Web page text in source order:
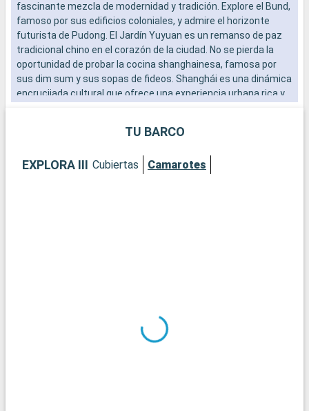
fascinante mezcla de modernidad y tradición. Explore el Bund,
famoso por sus edificios coloniales, y admire el horizonte
futurista de Pudong. El Jardín Yuyuan es un remanso de paz
tradicional chino en el corazón de la ciudad. No se pierda la
oportunidad de probar la cocina shanghainesa, famosa por
sus dim sum y sus sopas de fideos. Shanghái es una dinámica
encrucijada cultural que ofrece una experiencia urbana rica y
TU BARCO
EXPLORA III Cubiertas Camarotes